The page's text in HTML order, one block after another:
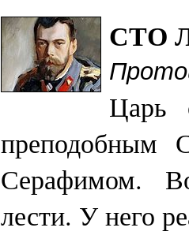
Йошкар-
Храм в
Храм
с.
СТО
Царь
преподобным
Серафимом.
лести. У него